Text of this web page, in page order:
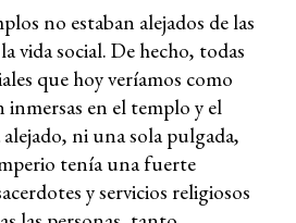
no estaban alejados de las
vida social. De hecho, todas
que hoy veríamos como
inmersas en el templo y el
ni una sola pulgada,
tenía una fuerte
y servicios religiosos